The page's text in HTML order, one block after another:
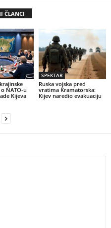
ČLANCI
NATO-u
Kijeva
SPEKTAR
Ruska vojska pred
vratima Kramatorska:
Kijev naredio evakuaciju